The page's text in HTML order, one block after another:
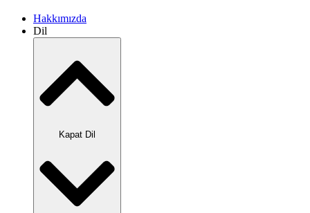
Hakkımızda
Dil
Kapat Dil